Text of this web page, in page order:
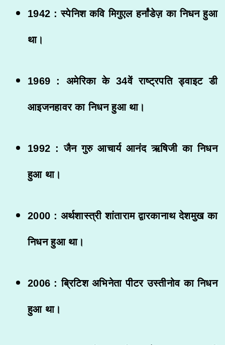
1942 : स्पेनिश कवि मिगुएल हर्नांडेज़ का निधन हुआ
था।
1969 : अमेरिका के 34वें राष्ट्रपति ड्वाइट डी
आइजनहावर का निधन हुआ था।
1992 : जैन गुरु आचार्य आनंद ऋषिजी का निधन
हुआ था।
2000 : अर्थशास्त्री शांताराम द्वारकानाथ देशमुख का
निधन हुआ था।
2006 : ब्रिटिश अभिनेता पीटर उस्तीनोव का निधन
हुआ था।